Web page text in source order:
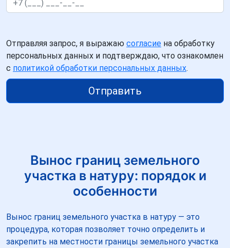
Отправляя запрос, я выражаю согласие на обработку
персональных данных и подтверждаю, что ознакомлен
с политикой обработки персональных данных.
Отправить
Вынос границ земельного
участка в натуру: порядок и
особенности
Вынос границ земельного участка в натуру — это
процедура, которая позволяет точно определить и
закрепить на местности границы земельного участка